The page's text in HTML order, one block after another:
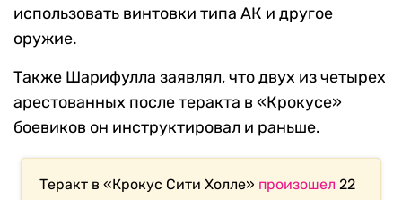
использовать винтовки типа АК и другое
оружие.
Также Шарифулла заявлял, что двух из четырех
арестованных после теракта в «Крокусе»
боевиков он инструктировал и раньше.
Теракт в «Крокус Сити Холле» произошел 22